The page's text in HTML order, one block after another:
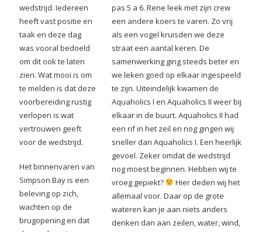
wedstrijd. Iedereen
heeft vast positie en
taak en deze dag
was vooral bedoeld
om dit ook te laten
zien. Wat mooi is om
te melden is dat deze
voorbereiding rustig
verlopen is wat
vertrouwen geeft
voor de wedstrijd.
Het binnenvaren van
Simpson Bay is een
beleving op zich,
wachten op de
brugopening en dat
pas 5 a 6. Rene leek met zijn crew
een andere koers te varen. Zo vrij
als een vogel kruisden we deze
straat een aantal keren. De
samenwerking ging steeds beter en
we leken goed op elkaar ingespeeld
te zijn. Uiteindelijk kwamen de
Aquaholics I en Aquaholics II weer bij
elkaar in de buurt. Aquaholics II had
een rif in het zeil en nog gingen wij
sneller dan Aquaholics I. Een heerlijk
gevoel. Zeker omdat de wedstrijd
nog moest beginnen. Hebben wij te
vroeg gepiekt?
Hier deden wij het
allemaal voor. Daar op de grote
wateren kan je aan niets anders
denken dan aan zeilen, water, wind,